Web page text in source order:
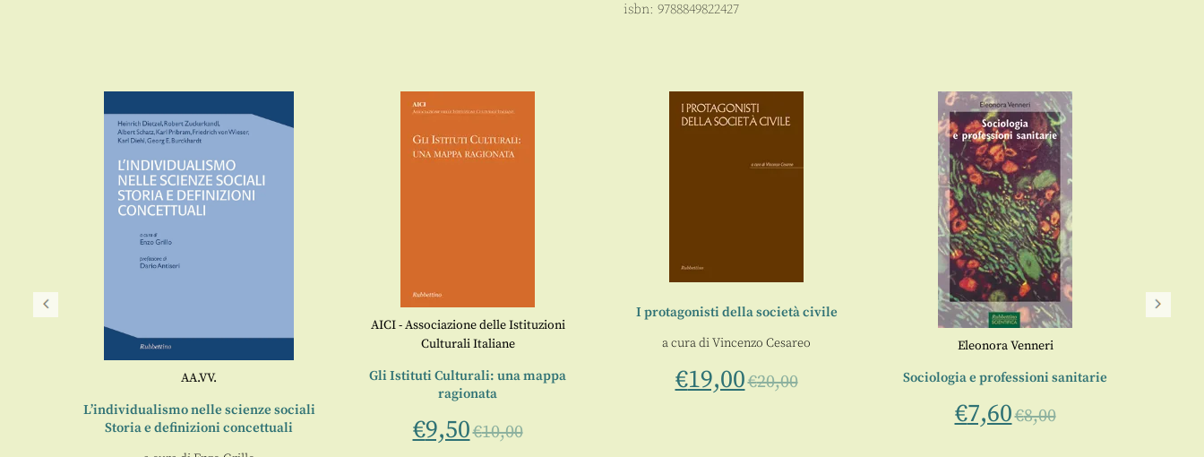
isbn: 9788849822427
AA.VV.
L’individualismo nelle scienze sociali
Storia e definizioni concettuali
AICI - Associazione delle Istituzioni
Culturali Italiane
Gli Istituti Culturali: una mappa
ragionata
€9,50€10,00
I protagonisti della società civile
a cura diVincenzo Cesareo
€19,00€20,00
Eleonora Venneri
Sociologia e professioni sanitarie
€7,60€8,00